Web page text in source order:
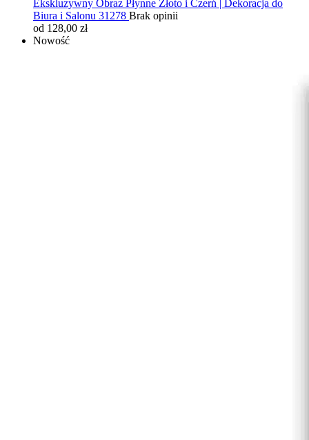
Ekskluzywny Obraz Płynne Złoto i Czerń | Dekoracja do
Biura i Salonu 31278 Brak opinii
od 128,00 zł
Nowość